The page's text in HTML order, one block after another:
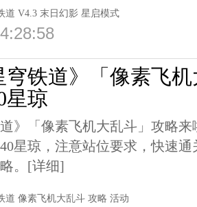
道 V4.3 末日幻影 星启模式
穹铁道》「像素飞
星琼
道》「像素飞机大乱斗」攻略
星琼，注意站位要求，快速
。 [详细]
道 像素飞机大乱斗 攻略 活动